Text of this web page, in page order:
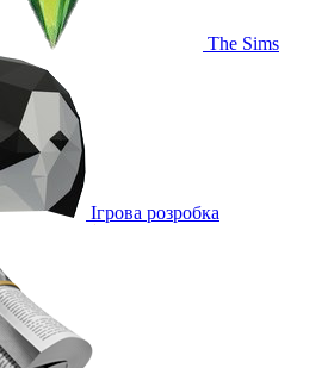
The Sims
Ігрова розробка